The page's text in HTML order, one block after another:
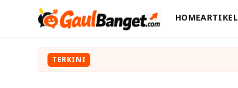
HOMEARTIKEL
TERKINI